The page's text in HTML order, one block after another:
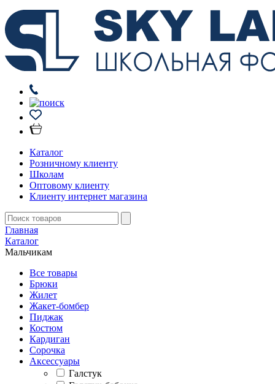
Каталог
Розничному клиенту
Школам
Оптовому клиенту
Клиенту интернет магазина
Главная
Каталог
Мальчикам
Все товары
Брюки
Жилет
Жакет-бомбер
Пиджак
Костюм
Кардиган
Сорочка
Аксессуары
Галстук